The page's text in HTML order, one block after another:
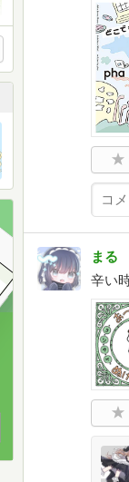
まる
辛い